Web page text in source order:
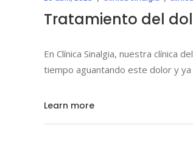
Tratamiento del
En Clínica Sinalgia, nuestra clínica
tiempo aguantando este dolor y
Learn more